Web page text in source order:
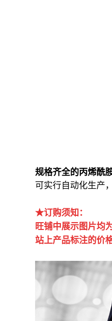
规格齐全的丙烯酰
可实行自动化生产
★订购须知：
旺铺中展示图片均
站上产品标注的价